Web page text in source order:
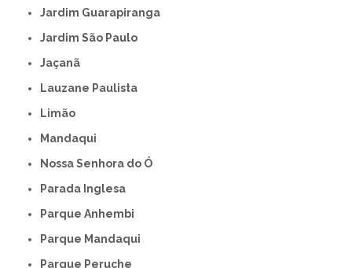
Jardim Guarapiranga
Jardim São Paulo
Jaçanã
Lauzane Paulista
Limão
Mandaqui
Nossa Senhora do Ó
Parada Inglesa
Parque Anhembi
Parque Mandaqui
Parque Peruche